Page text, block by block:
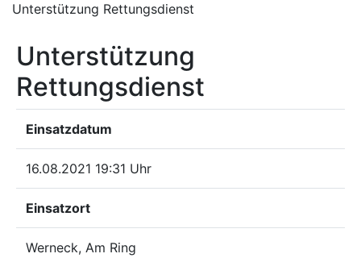
Unterstützung Rettungsdienst
Unterstützung
Rettungsdienst
Einsatzdatum
16.08.2021 19:31 Uhr
Einsatzort
Werneck, Am Ring